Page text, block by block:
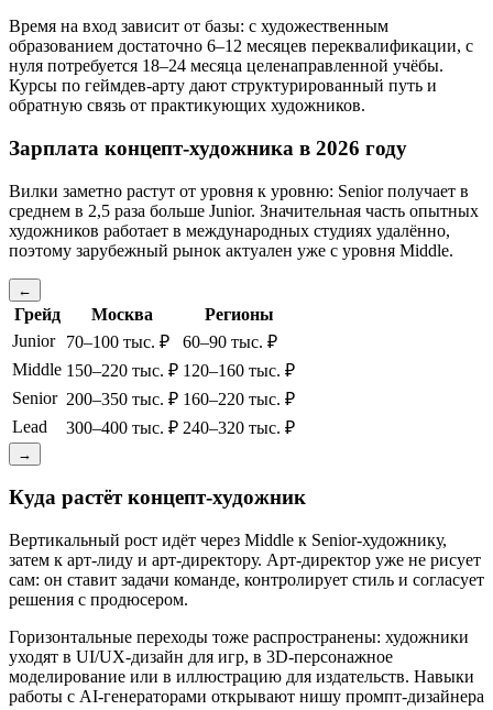
Время на вход зависит от базы: с художественным
образованием достаточно 6–12 месяцев переквалификации, с
нуля потребуется 18–24 месяца целенаправленной учёбы.
Курсы по геймдев-арту дают структурированный путь и
обратную связь от практикующих художников.
Зарплата концепт-художника в 2026 году
Вилки заметно растут от уровня к уровню: Senior получает в
среднем в 2,5 раза больше Junior. Значительная часть опытных
художников работает в международных студиях удалённо,
поэтому зарубежный рынок актуален уже с уровня Middle.
←
Грейд Москва
Регионы
Junior
70–100 тыс. ₽
60–90 тыс. ₽
Middle 150–220 тыс. ₽ 120–160 тыс. ₽
Senior 200–350 тыс. ₽ 160–220 тыс. ₽
Lead
300–400 тыс. ₽ 240–320 тыс. ₽
→
Куда растёт концепт-художник
Вертикальный рост идёт через Middle к Senior-художнику,
затем к арт-лиду и арт-директору. Арт-директор уже не рисует
сам: он ставит задачи команде, контролирует стиль и согласует
решения с продюсером.
Горизонтальные переходы тоже распространены: художники
уходят в UI/UX-дизайн для игр, в 3D-персонажное
моделирование или в иллюстрацию для издательств. Навыки
работы с AI-генераторами открывают нишу промпт-дизайнера